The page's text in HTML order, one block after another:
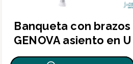
Banqueta con brazos
GENOVA asiento en U